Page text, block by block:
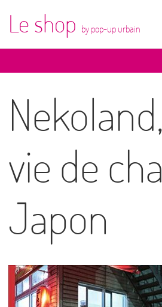
Le shop by pop-up urbain
vie de
Japon